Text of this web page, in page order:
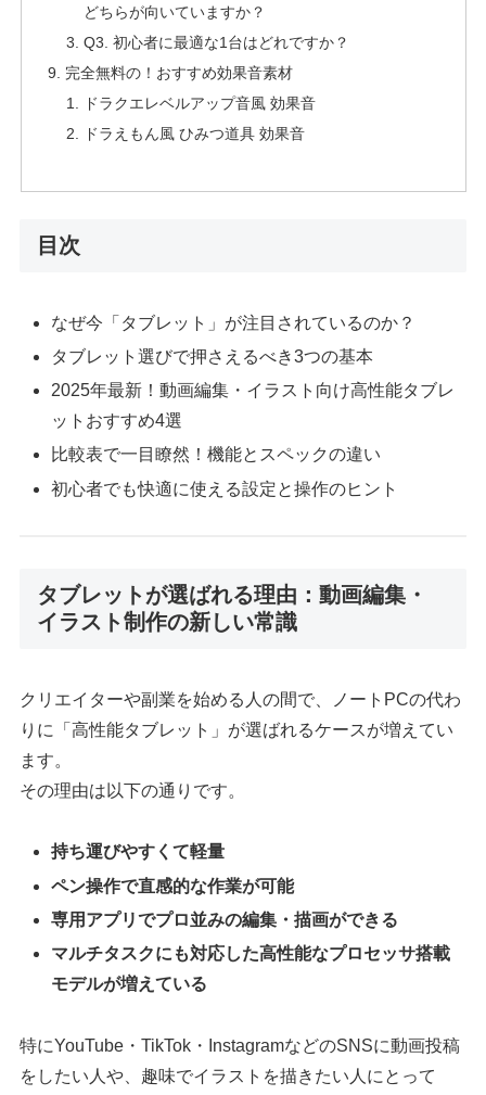
どちらが向いていますか？
Q3. 初心者に最適な1台はどれですか？
完全無料の！おすすめ効果音素材
ドラクエレベルアップ音風 効果音
ドラえもん風 ひみつ道具 効果音
目次
なぜ今「タブレット」が注目されているのか？
タブレット選びで押さえるべき3つの基本
2025年最新！動画編集・イラスト向け高性能タブレ
ットおすすめ4選
比較表で一目瞭然！機能とスペックの違い
初心者でも快適に使える設定と操作のヒント
タブレットが選ばれる理由：動画編集・
イラスト制作の新しい常識
クリエイターや副業を始める人の間で、ノートPCの代わ
りに「高性能タブレット」が選ばれるケースが増えてい
ます。
その理由は以下の通りです。
持ち運びやすくて軽量
ペン操作で直感的な作業が可能
専用アプリでプロ並みの編集・描画ができる
マルチタスクにも対応した高性能なプロセッサ搭載
モデルが増えている
特にYouTube・TikTok・InstagramなどのSNSに動画投稿
をしたい人や、趣味でイラストを描きたい人にとって